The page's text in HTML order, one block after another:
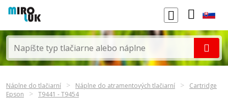
Náplne do tlačiarní Náplne do atramentových tlačiarní
Cartridge
Epson
T9441 - T9454